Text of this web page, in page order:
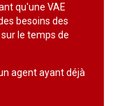
qu'une VAE
besoins des
le temps de
agent ayant déjà